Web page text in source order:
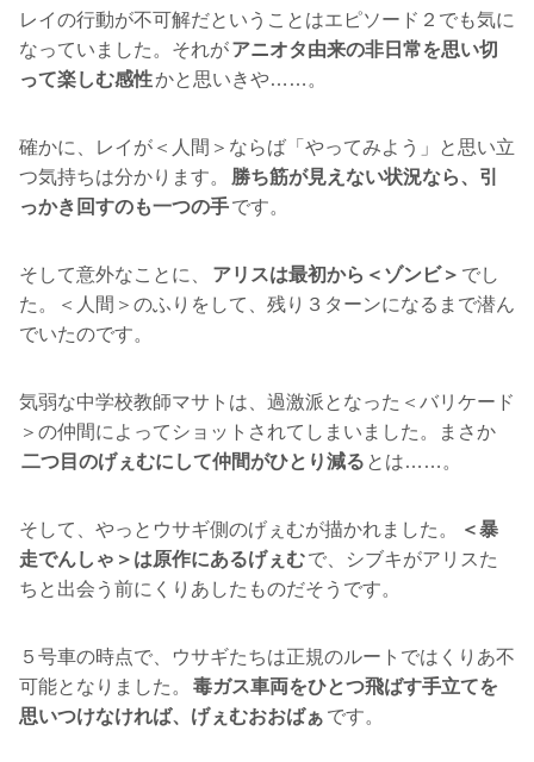
レイの行動が不可解だということはエピソード２でも気に
なっていました。それがアニオタ由来の非日常を思い切
って楽しむ感性かと思いきや……。
確かに、レイが＜人間＞ならば「やってみよう」と思い立
つ気持ちは分かります。
勝ち筋が見えない状況なら、引
っかき回すのも一つの手です。
そして意外なことに、 アリスは最初から＜ゾンビ＞ でし
た。＜人間＞のふりをして、残り３ターンになるまで潜ん
でいたのです。
気弱な中学校教師マサトは、過激派となった＜バリケード
＞の仲間によってショットされてしまいました。まさか
二つ目のげぇむにして仲間がひとり減る とは……。
そして、やっとウサギ側のげぇむが描かれました。
＜暴
走でんしゃ＞は原作にあるげぇむで、シブキがアリスた
ちと出会う前にくりあしたものだそうです。
５号車の時点で、ウサギたちは正規のルートではくりあ不
可能となりました。
毒ガス車両をひとつ飛ばす手立てを
思いつけなければ、げぇむおおばぁ です。